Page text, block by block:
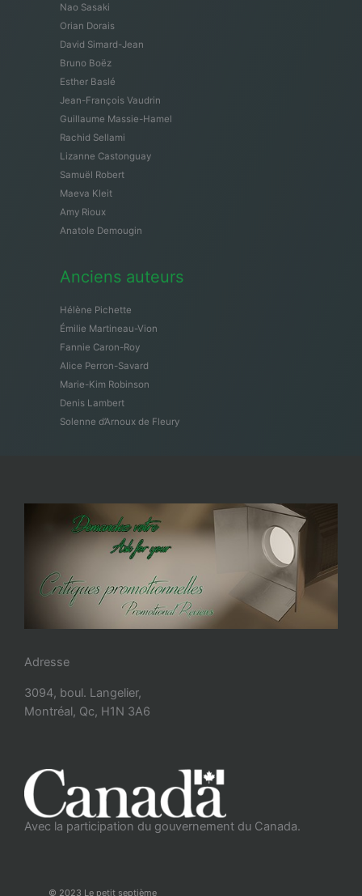
Nao Sasaki
Orian Dorais
David Simard-Jean
Bruno Boëz
Esther Baslé
Jean-François Vaudrin
Guillaume Massie-Hamel
Rachid Sellami
Lizanne Castonguay
Samuël Robert
Maeva Kleit
Amy Rioux
Anatole Demougin
Anciens auteurs
Hélène Pichette
Émilie Martineau-Vion
Fannie Caron-Roy
Alice Perron-Savard
Marie-Kim Robinson
Denis Lambert
Solenne d’Arnoux de Fleury
Adresse
3094, boul. Langelier,
Montréal, Qc, H1N 3A6
Avec la participation du gouvernement du Canada.
© 2023 Le petit septième